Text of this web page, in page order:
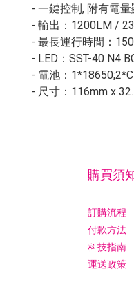
- 一鍵控制, 附有電
- 輸出：1200LM /
- 最長運行時間：
- LED：SST-40 N4
- 電池：
- 尺寸：116mm x
購買須
訂購流程
付款方法
科技指南
運送政策